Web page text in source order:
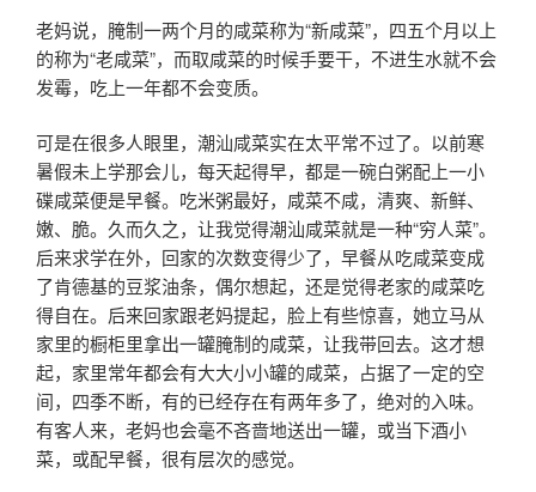
老妈说，腌制一两个月的咸菜称为“新咸菜”，四五个月以上
的称为“老咸菜”，而取咸菜的时候手要干，不进生水就不会
发霉，吃上一年都不会变质。
可是在很多人眼里，潮汕咸菜实在太平常不过了。以前寒
暑假未上学那会儿，每天起得早，都是一碗白粥配上一小
碟咸菜便是早餐。吃米粥最好，咸菜不咸，清爽、新鲜、
嫩、脆。久而久之，让我觉得潮汕咸菜就是一种“穷人菜”。
后来求学在外，回家的次数变得少了，早餐从吃咸菜变成
了肯德基的豆浆油条，偶尔想起，还是觉得老家的咸菜吃
得自在。后来回家跟老妈提起，脸上有些惊喜，她立马从
家里的橱柜里拿出一罐腌制的咸菜，让我带回去。这才想
起，家里常年都会有大大小小罐的咸菜，占据了一定的空
间，四季不断，有的已经存在有两年多了，绝对的入味。
有客人来，老妈也会毫不吝啬地送出一罐，或当下酒小
菜，或配早餐，很有层次的感觉。